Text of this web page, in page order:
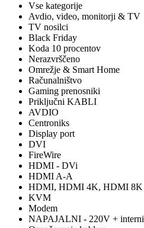
Vse kategorije
Avdio, video, monitorji & TV
TV nosilci
Black Friday
Koda 10 procentov
Nerazvrščeno
Omrežje & Smart Home
Računalništvo
Gaming prenosniki
Priključni KABLI
AVDIO
Centroniks
Display port
DVI
FireWire
HDMI - DVi
HDMI A-A
HDMI, HDMI 4K, HDMI 8K
KVM
Modem
NAPAJALNI - 220V + interni